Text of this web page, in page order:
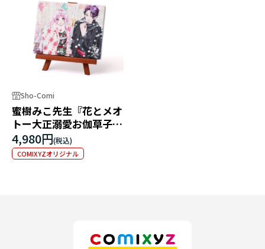
Sho-Comi
蜜樹みこ先生『花とメオ
トー大正溺愛お伽草子
ー』 キャンバスアート
4,980円
COMIXYZオリジナル